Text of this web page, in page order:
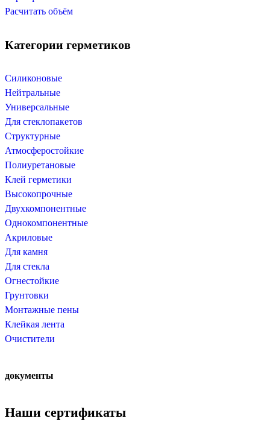
Расчитать объём
Категории герметиков
Силиконовые
Нейтральные
Универсальные
Для стеклопакетов
Структурные
Атмосферостойкие
Полиуретановые
Клей герметики
Высокопрочные
Двухкомпонентные
Однокомпонентные
Акриловые
Для камня
Для стекла
Огнестойкие
Грунтовки
Монтажные пены
Клейкая лента
Очистители
документы
Наши сертификаты